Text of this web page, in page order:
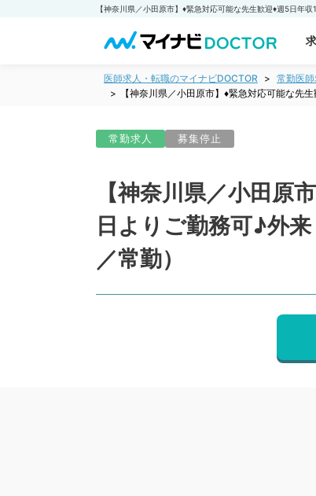
医師求人・転職のマイナビDOCTOR 常勤医師
【神奈川県／小田原市】♦緊急対応可能な
常勤求人 募集停止
【神奈川県／小田
日よりご勤務可♪外
／常勤）